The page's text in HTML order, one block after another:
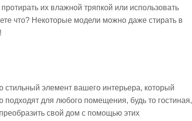
их влажной тряпкой или использовать
что? Некоторые модели можно даже стирать в
элемент вашего интерьера, который
для любого помещения, будь то гостиная,
свой дом с помощью этих